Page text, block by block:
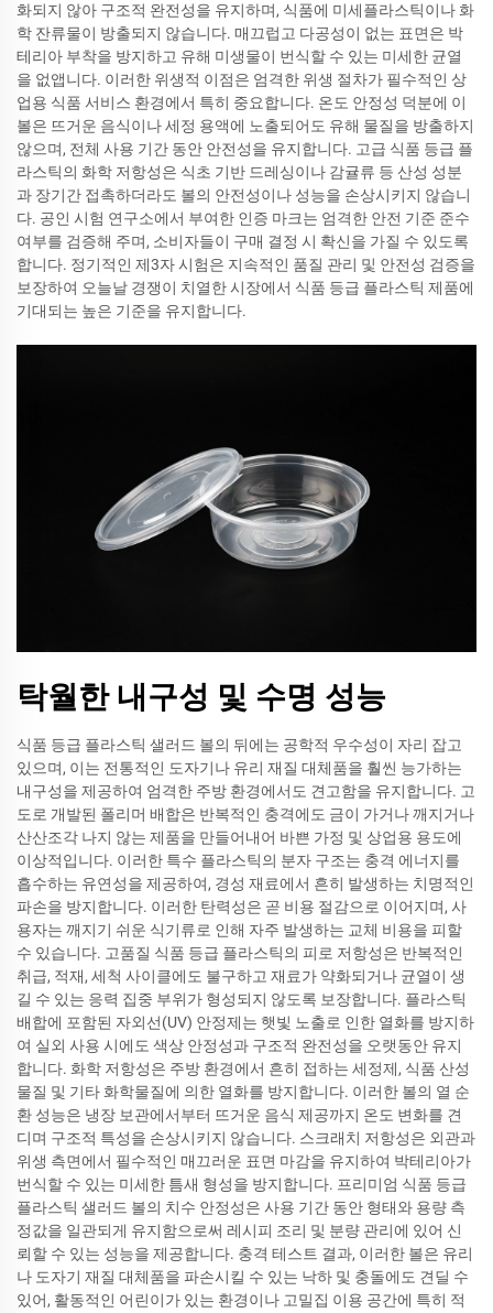
화되지 않아 구조적 완전성을 유지하며, 식품에 미세플라스틱이나 화
학 잔류물이 방출되지 않습니다. 매끄럽고 다공성이 없는 표면은 박
테리아 부착을 방지하고 유해 미생물이 번식할 수 있는 미세한 균열
을 없앱니다. 이러한 위생적 이점은 엄격한 위생 절차가 필수적인 상
업용 식품 서비스 환경에서 특히 중요합니다. 온도 안정성 덕분에 이
볼은 뜨거운 음식이나 세정 용액에 노출되어도 유해 물질을 방출하지
않으며, 전체 사용 기간 동안 안전성을 유지합니다. 고급 식품 등급 플
라스틱의 화학 저항성은 식초 기반 드레싱이나 감귤류 등 산성 성분
과 장기간 접촉하더라도 볼의 안전성이나 성능을 손상시키지 않습니
다. 공인 시험 연구소에서 부여한 인증 마크는 엄격한 안전 기준 준수
여부를 검증해 주며, 소비자들이 구매 결정 시 확신을 가질 수 있도록
합니다. 정기적인 제3자 시험은 지속적인 품질 관리 및 안전성 검증을
보장하여 오늘날 경쟁이 치열한 시장에서 식품 등급 플라스틱 제품에
기대되는 높은 기준을 유지합니다.
탁월한 내구성 및 수명 성능
식품 등급 플라스틱 샐러드 볼의 뒤에는 공학적 우수성이 자리 잡고
있으며, 이는 전통적인 도자기나 유리 재질 대체품을 훨씬 능가하는
내구성을 제공하여 엄격한 주방 환경에서도 견고함을 유지합니다. 고
도로 개발된 폴리머 배합은 반복적인 충격에도 금이 가거나 깨지거나
산산조각 나지 않는 제품을 만들어내어 바쁜 가정 및 상업용 용도에
이상적입니다. 이러한 특수 플라스틱의 분자 구조는 충격 에너지를
흡수하는 유연성을 제공하여, 경성 재료에서 흔히 발생하는 치명적인
파손을 방지합니다. 이러한 탄력성은 곧 비용 절감으로 이어지며, 사
용자는 깨지기 쉬운 식기류로 인해 자주 발생하는 교체 비용을 피할
수 있습니다. 고품질 식품 등급 플라스틱의 피로 저항성은 반복적인
취급, 적재, 세척 사이클에도 불구하고 재료가 약화되거나 균열이 생
길 수 있는 응력 집중 부위가 형성되지 않도록 보장합니다. 플라스틱
배합에 포함된 자외선(UV) 안정제는 햇빛 노출로 인한 열화를 방지하
여 실외 사용 시에도 색상 안정성과 구조적 완전성을 오랫동안 유지
합니다. 화학 저항성은 주방 환경에서 흔히 접하는 세정제, 식품 산성
물질 및 기타 화학물질에 의한 열화를 방지합니다. 이러한 볼의 열 순
환 성능은 냉장 보관에서부터 뜨거운 음식 제공까지 온도 변화를 견
디며 구조적 특성을 손상시키지 않습니다. 스크래치 저항성은 외관과
위생 측면에서 필수적인 매끄러운 표면 마감을 유지하여 박테리아가
번식할 수 있는 미세한 틈새 형성을 방지합니다. 프리미엄 식품 등급
플라스틱 샐러드 볼의 치수 안정성은 사용 기간 동안 형태와 용량 측
정값을 일관되게 유지함으로써 레시피 조리 및 분량 관리에 있어 신
뢰할 수 있는 성능을 제공합니다. 충격 테스트 결과, 이러한 볼은 유리
나 도자기 재질 대체품을 파손시킬 수 있는 낙하 및 충돌에도 견딜 수
있어, 활동적인 어린이가 있는 환경이나 고밀집 이용 공간에 특히 적